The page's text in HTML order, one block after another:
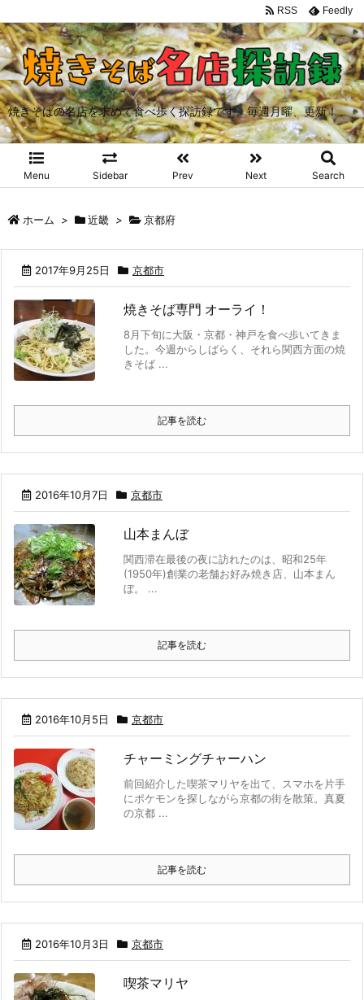
焼きそばの名店を求めて食べ歩く探訪録です。毎週月曜、更新！
Menu Sidebar Prev Next Search
RSS Feedly
ホーム > 近畿 > 京都府
2017年9月25日 京都市
焼きそば専門 オーライ！
8月下旬に大阪・京都・神戸を食べ歩いてきま
した。今週からしばらく、それら関西方面の焼
きそば ...
記事を読む
2016年10月7日 京都市
山本まんぼ
関西滞在最後の夜に訪れたのは、昭和25年
(1950年)創業の老舗お好み焼き店、山本まん
ぼ。 ...
記事を読む
2016年10月5日 京都市
チャーミングチャーハン
前回紹介した喫茶マリヤを出て、スマホを片手
にポケモンを探しながら京都の街を散策。真夏
の京都 ...
記事を読む
2016年10月3日 京都市
喫茶マリヤ